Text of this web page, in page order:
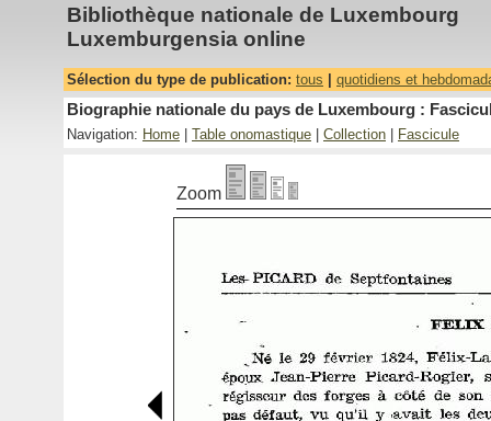
Bibliothèque nationale de Luxembourg
Luxemburgensia online
Sélection du type de publication: tous quotidiens et
Biographie nationale du pays de Luxembourg :
Navigation: Home Table onomastique Collection Fascicule
Zoom